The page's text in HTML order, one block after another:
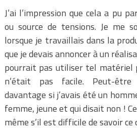
J’ai l’impression que cela a pu
ou source de tensions. Je me
lorsque je travaillais dans la
que je devais annoncer à un
pourrait pas utiliser tel matériel
n’était pas facile. Peut-
davantage si j’avais été un
femme, jeune et qui disait non !
même s’il est difficile de savoir ce